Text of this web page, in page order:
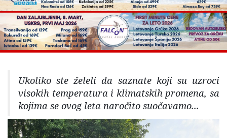
Ukoliko ste želeli da saznate koji su uzroci
visokih temperatura i klimatskih promena, sa
kojima se ovog leta naročito suočavamo...